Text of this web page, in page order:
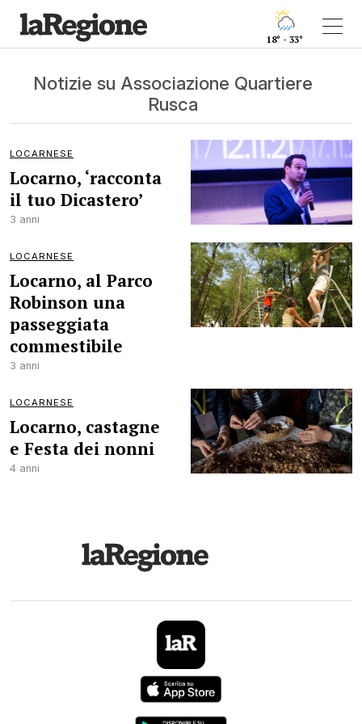
18° - 33°
Notizie su Associazione Quartiere
Rusca
LOCARNESE
Locarno, ‘racconta
il tuo Dicastero’
3 anni
LOCARNESE
Locarno, al Parco
Robinson una
passeggiata
commestibile
3 anni
LOCARNESE
Locarno, castagne
e Festa dei nonni
4 anni